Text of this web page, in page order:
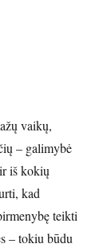
vaikų,
– galimybė
iš kokių
kad
teikti
– tokiu būdu